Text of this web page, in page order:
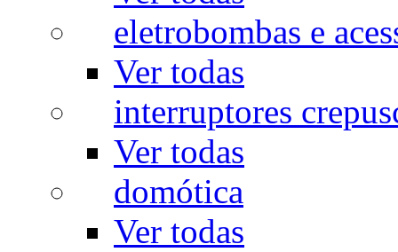
eletrobombas e
Ver todas
interruptores
Ver todas
domótica
Ver todas